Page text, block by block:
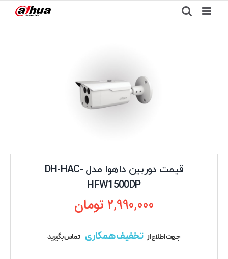
to
قیمت دوربین داهوا مدل DH-HAC-
HFW1500DP
2,990,000 تومان
جهت اطلاع از تخفیف همکاری تماس بگیرید